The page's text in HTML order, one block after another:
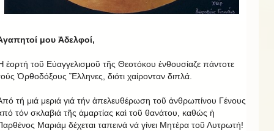
μου Ἀδελφοί,
ἑορτή τοῦ Εὐαγγελισμοῦ τῆς Θεοτόκου ἐνθουσίαζε πάντοτε
Ὀρθοδόξους Ἕλληνες, διότι χαίρονταν διπλά.
τή μιά μεριά γιά τήν ἀπελευθέρωση τοῦ ἀνθρωπίνου Γένους
τόν σκλαβιά τῆς ἁμαρτίας καὶ τοῦ θανάτου, καθώς ἡ
Μαριάμ δέχεται ταπεινά νά γίνει Μητέρα τοῦ Λυτρωτή!